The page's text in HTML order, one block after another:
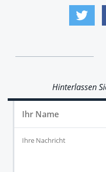
Hinterlassen